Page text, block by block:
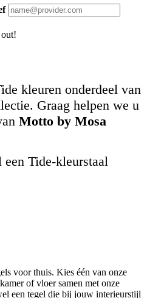
kleuren onderdeel van
Graag helpen we u
Motto by Mosa
Tide-kleurstaal
voor thuis. Kies één van onze
of vloer samen met onze
een tegel die bij jouw interieurstijl